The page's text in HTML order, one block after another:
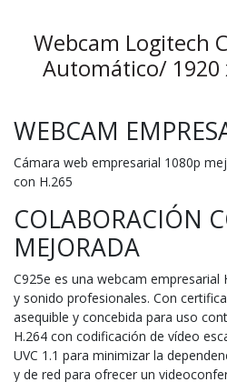
Webcam Logitech
Automático/ 1920
WEBCAM
Cámara web empresarial 1080p
con H.265
COLABORACIÓN
MEJORADA
C925e es una webcam
y sonido profesionales. Con
asequible y concebida para uso
H.264 con codificación de vídeo
UVC 1.1 para minimizar la
y de red para ofrecer un